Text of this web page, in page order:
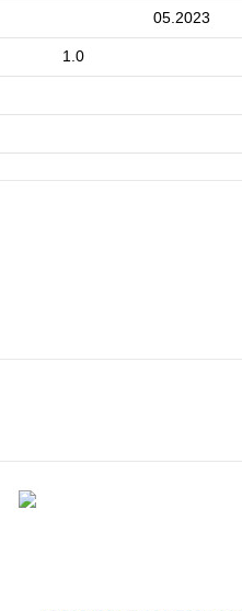
05.2023
1.0